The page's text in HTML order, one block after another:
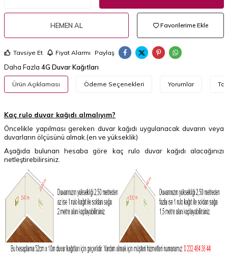
HEMEN AL Favorilerime Ekle
Tavsiye Et Fiyat Alarmı Paylaş
Daha Fazla 4G Duvar Kağıtları
Ürün Açıklaması Ödeme Seçenekleri Yorumlar
Kaç rulo duvar kağıdı almalıyım?
Öncelikle yapılması gereken duvar kağıdı uygulanacak duvarın veya
duvarların ölçüsünü almak.(en ve yükseklik)
Aşağıda bulunan hesaba göre kaç rulo duvar kağıdı alacağınızı
netleştirebilirsiniz.